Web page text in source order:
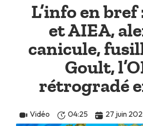
L’info en
et AIEA,
canicule,
Goult,
rétrogradé
Vidéo 04:25 27 juin